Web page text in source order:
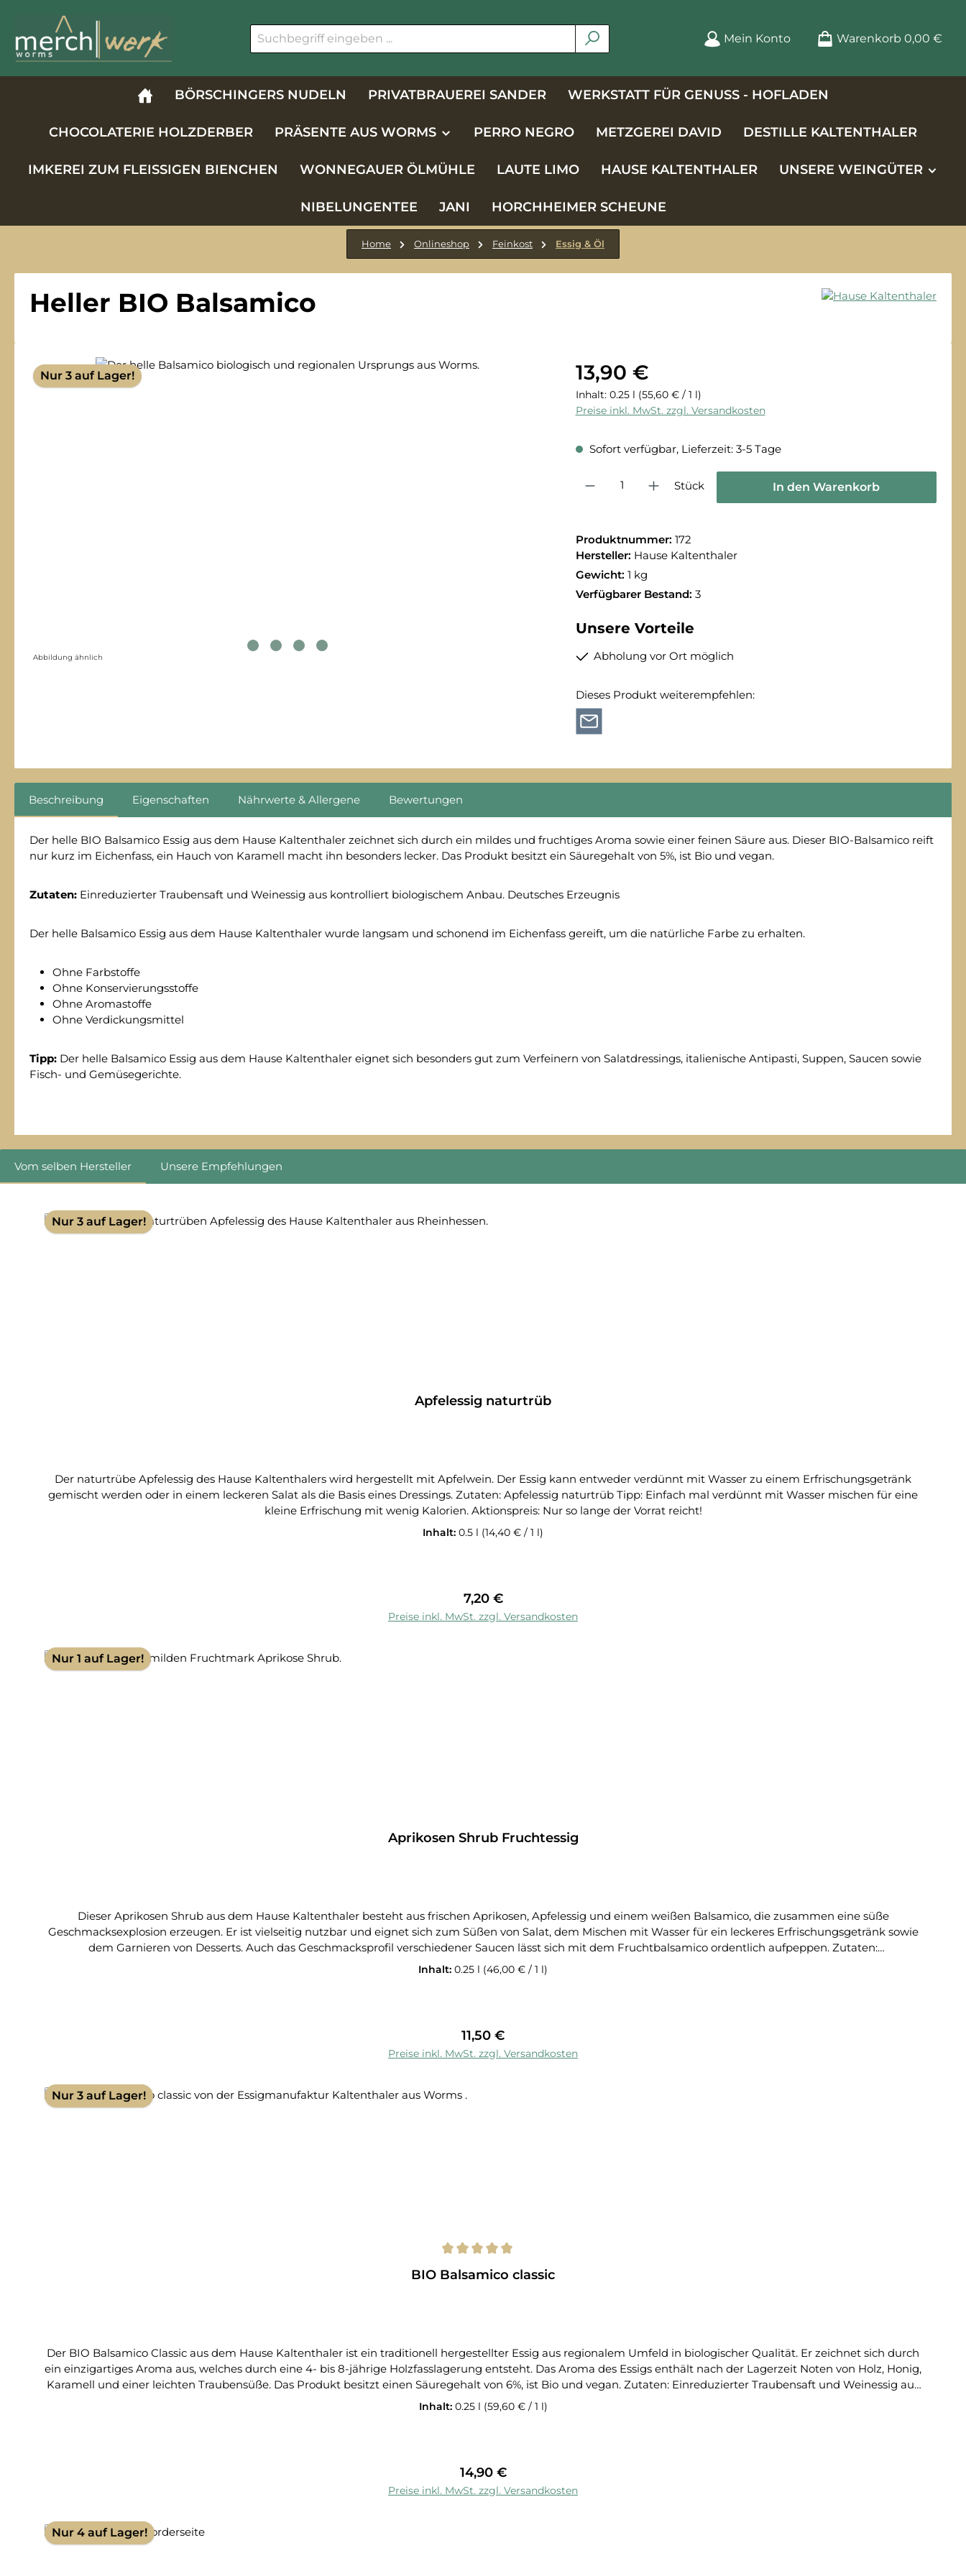
Hauptinhalt springen
Zur Suche springen
Zur Hauptnavigation springen
Mein Konto
Warenkorb 0,00 €
BÖRSCHINGERS NUDELN PRIVATBRAUEREI SANDER WERKSTATT FÜR GENUSS - HOFLADEN
CHOCOLATERIE HOLZDERBER PRÄSENTE AUS WORMS PERRO NEGRO METZGEREI DAVID DESTILLE KALTENTHALER
IMKEREI ZUM FLEISSIGEN BIENCHEN WONNEGAUER ÖLMÜHLE LAUTE LIMO HAUSE KALTENTHALER UNSERE WEINGÜTER
NIBELUNGENTEE JANI HORCHHEIMER SCHEUNE
Home Onlineshop Feinkost Essig & Öl
Heller BIO Balsamico
Bildergalerie überspringen
Nur 3 auf Lager!
Abbildung ähnlich
13,90 €
Inhalt: 0.25 l (55,60 € / 1 l)
Preise inkl. MwSt. zzgl. Versandkosten
Sofort verfügbar, Lieferzeit: 3-5 Tage
Stück In den Warenkorb
Produktnummer: 172
Hersteller: Hause Kaltenthaler
Gewicht: 1 kg
Verfügbarer Bestand: 3
Unsere Vorteile
Abholung vor Ort möglich
Dieses Produkt weiterempfehlen:
Beschreibung Eigenschaften Nährwerte & Allergene Bewertungen
Der helle BIO Balsamico Essig aus dem Hause Kaltenthaler zeichnet sich durch ein mildes und fruchtiges Aroma sowie einer feinen Säure aus. Dieser BIO-Balsamico reift
nur kurz im Eichenfass, ein Hauch von Karamell macht ihn besonders lecker. Das Produkt besitzt ein Säuregehalt von 5%, ist Bio und vegan.
Zutaten: Einreduzierter Traubensaft und Weinessig aus kontrolliert biologischem Anbau. Deutsches Erzeugnis
Der helle Balsamico Essig aus dem Hause Kaltenthaler wurde langsam und schonend im Eichenfass gereift, um die natürliche Farbe zu erhalten.
Ohne Farbstoffe
Ohne Konservierungsstoffe
Ohne Aromastoffe
Ohne Verdickungsmittel
Tipp: Der helle Balsamico Essig aus dem Hause Kaltenthaler eignet sich besonders gut zum Verfeinern von Salatdressings, italienische Antipasti, Suppen, Saucen sowie
Fisch- und Gemüsegerichte.
Vom selben Hersteller Unsere Empfehlungen
Nur 3 auf Lager!
Apfelessig naturtrüb
Der naturtrübe Apfelessig des Hause Kaltenthalers wird hergestellt mit Apfelwein. Der Essig kann entweder verdünnt mit Wasser zu einem Erfrischungsgetränk
gemischt werden oder in einem leckeren Salat als die Basis eines Dressings. Zutaten: Apfelessig naturtrüb Tipp: Einfach mal verdünnt mit Wasser mischen für eine
kleine Erfrischung mit wenig Kalorien. Aktionspreis: Nur so lange der Vorrat reicht!
Inhalt: 0.5 l (14,40 € / 1 l)
Regulärer Preis:
7,20 €
Preise inkl. MwSt. zzgl. Versandkosten
In den Warenkorb
Nur 1 auf Lager!
Aprikosen Shrub Fruchtessig
Dieser Aprikosen Shrub aus dem Hause Kaltenthaler besteht aus frischen Aprikosen, Apfelessig und einem weißen Balsamico, die zusammen eine süße
Geschmacksexplosion erzeugen. Er ist vielseitig nutzbar und eignet sich zum Süßen von Salat, dem Mischen mit Wasser für ein leckeres Erfrischungsgetränk sowie
dem Garnieren von Desserts. Auch das Geschmacksprofil verschiedener Saucen lässt sich mit dem Fruchtbalsamico ordentlich aufpeppen. Zutaten:
Essigzubereitung: Aprikosenmark (44%), weißer Balsamico (eingedickter Traubenmost und Weinessig 25%), Rohrohrzucker, Apfelessig, Antioxidationsmittel:
Ascorbinsäure. 3% Säure; Histamiengehalt <0,25mg/L Der Shrub ist vielseitig anwendbar und nur von ihrer Kreativität eingeschränkt. Deutsches Erzeugnis Vor dem
Inhalt: 0.25 l (46,00 € / 1 l)
Regulärer Preis:
11,50 €
Preise inkl. MwSt. zzgl. Versandkosten
In den Warenkorb
Nur 3 auf Lager!
BIO Balsamico classic
Der BIO Balsamico Classic aus dem Hause Kaltenthaler ist ein traditionell hergestellter Essig aus regionalem Umfeld in biologischer Qualität. Er zeichnet sich durch
ein einzigartiges Aroma aus, welches durch eine 4- bis 8-jährige Holzfasslagerung entsteht. Das Aroma des Essigs enthält nach der Lagerzeit Noten von Holz, Honig,
Karamell und einer leichten Traubensüße. Das Produkt besitzt einen Säuregehalt von 6%, ist Bio und vegan. Zutaten: Einreduzierter Traubensaft und Weinessig aus
kontrolliert biologischem Anbau. Langjährig gereift in Eichen-, Buchen- und Maulbeerbaum-Holzfässer, wodurch die herrliche dunkelbraune Farbe entsteht. Ohne
Farbstoffe Ohne Konservierungsstoffe Ohne Aromastoffe Ohne Verdickungsmittel *Deutsches Erzeugnis Tipp: Ganz klassisch zubereiten, hochwertiger Balsamico-
Inhalt: 0.25 l (59,60 € / 1 l)
Regulärer Preis:
14,90 €
Preise inkl. MwSt. zzgl. Versandkosten
In den Warenkorb
Nur 4 auf Lager!